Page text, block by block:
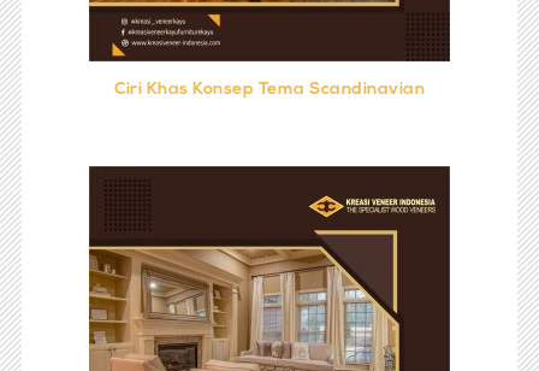
Ciri Khas Konsep Tema Scandinavian